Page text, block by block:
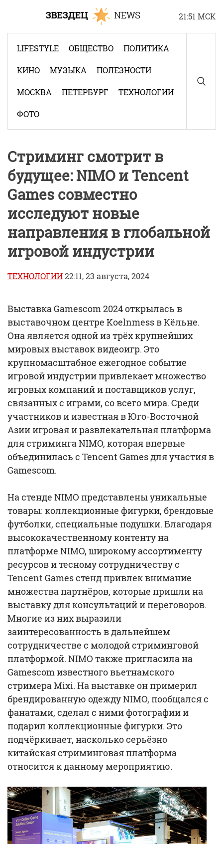
21:51 МСК
LIFESTYLE ОБЩЕСТВО ПОЛИТИКА
КИНО МУЗЫКА ПОЛЕЗНОСТИ
МОСКВА ПЕТЕРБУРГ ТЕХНОЛОГИИ
ФОТО
Стриминг смотрит в
будущее: NIMO и Tencent
Games совместно
исследуют новые
направления в глобальной
игровой индустрии
ТЕХНОЛОГИИ22:11, 23 августа, 2024
Выставка Gamescom 2024 открылась в
выставочном центре Koelnmess в Кёльне.
Она является одной из трёх крупнейших
мировых выставок видеоигр. Это
крупномасштабное ежегодное событие
игровой индустрии привлекает множество
игровых компаний и поставщиков услуг,
связанных с играми, со всего мира. Среди
участников и известная в Юго-Восточной
Азии игровая и развлекательная платформа
для стриминга NIMO, которая впервые
объединилась с Tencent Games для участия в
Gamescom.
На стенде NIMO представлены уникальные
товары: коллекционные фигурки, брендовые
футболки, специальные подушки. Благодаря
высококачественному контенту на
платформе NIMO, широкому ассортименту
ресурсов и тесному сотрудничеству с
Tencent Games стенд привлек внимание
множества партнёров, которые пришли на
выставку для консультаций и переговоров.
Многие из них выразили
заинтересованность в дальнейшем
сотрудничестве с молодой стриминговой
платформой. NIMO также пригласила на
Gamescom известного вьетнамского
стримера Mixi. На выставке он примерил
брендированную одежду NIMO, пообщался с
фанатами, сделал с ними фотографии и
подарил коллекционные фигурки. Это
подчёркивает, насколько серьёзно
китайская стриминговая платформа
относится к данному мероприятию.